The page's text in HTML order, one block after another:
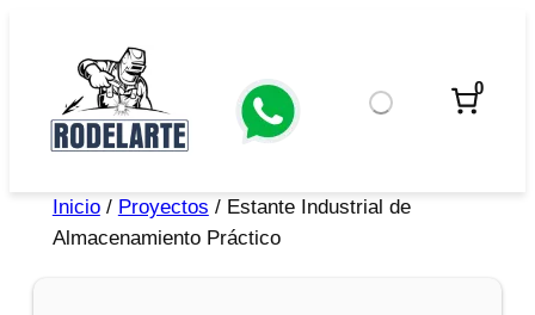
0
Inicio/ Proyectos / Estante Industrial de
Almacenamiento Práctico